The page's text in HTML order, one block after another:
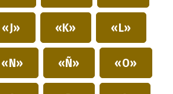
«J» «K» «L»
«N» «Ñ» «O»